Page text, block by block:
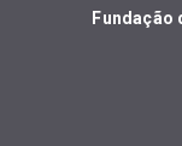
Fundação